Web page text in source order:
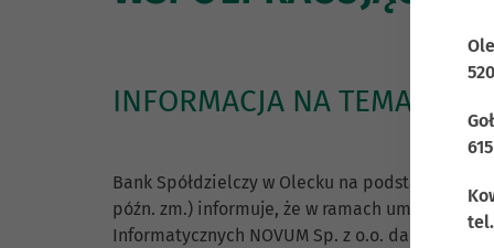
INFORMACJA NA TEMAT
Bank Spółdzielczy w Olecku na podstawie art.
późn. zm.) informuje, że w ramach umowy
Informatycznych NOVUM Sp. z o.o. dane
tel.